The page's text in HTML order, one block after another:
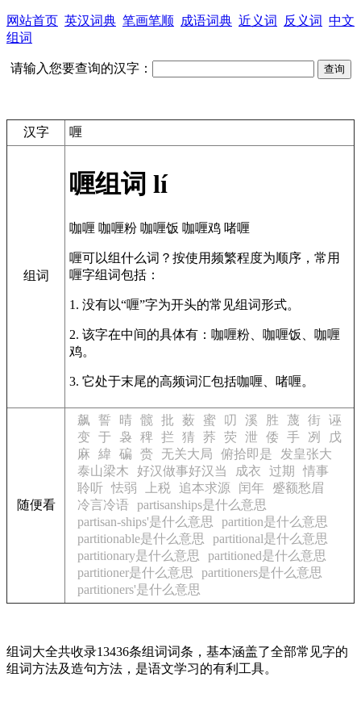
网站首页 英汉词典 笔画笔顺 成语词典 近义词 反义词 中文
组词
请输入您要查询的汉字：
汉字 喱
组词
喱组词 lí
咖喱 咖喱粉 咖喱饭 咖喱鸡 啫喱
喱可以组什么词？按使用频繁程度为顺序，常用
喱字组词包括：
1. 没有以“喱”字为开头的常见组词形式。
2. 该字在中间的具体有：咖喱粉、咖喱饭、咖喱
鸡。
3. 它处于末尾的高频词汇包括咖喱、啫喱。
随便看
飙 誓 晴 髋 批 薮 蜜 叨 溪 胜 蔑 街 诬
变
于 袅 稗 拦 猜 荞 荧 泄 倭 手 冽
戊
麻
緯 碥 赍 无关大局 俯拾即是
发皇张大
泰山梁木
好汉做事好汉当 成衣 过期
情事
聆听 怯弱 上税 追本求源 闰年
蹙额愁眉
冷言冷语
partisanships是什么意思
partisan-ships'是什么意思
partition是什么意思
partitionable是什么意思
partitional是什么意思
partitionary是什么意思
partitioned是什么意思
partitioner是什么意思
partitioners是什么意思
partitioners'是什么意思
组词大全共收录13436条组词词条，基本涵盖了全部常见字的
组词方法及造句方法，是语文学习的有利工具。